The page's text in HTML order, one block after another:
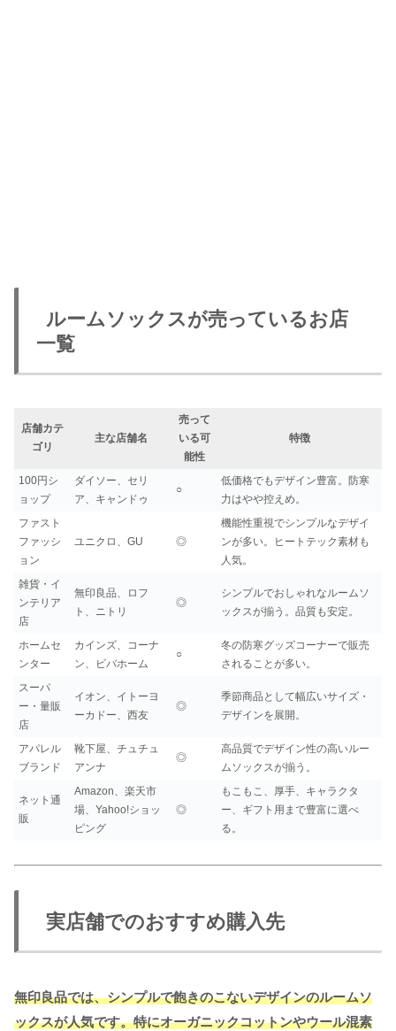
ルームソックスが売っているお店
一覧
店舗カテ
ゴリ
主な店舗名
売って
いる可
能性
特徴
100円シ
ョップ
ダイソー、セリ
ア、キャンドゥ
○
低価格でもデザイン豊富。防寒
力はやや控えめ。
ファスト
ファッシ
ョン
ユニクロ、GU ◎
機能性重視でシンプルなデザイ
ンが多い。ヒートテック素材も
人気。
雑貨・イ
ンテリア
店
無印良品、ロフ
ト、ニトリ
◎
シンプルでおしゃれなルームソ
ックスが揃う。品質も安定。
ホームセ
ンター
カインズ、コーナ
ン、ビバホーム
○
冬の防寒グッズコーナーで販売
されることが多い。
スーパ
ー・量販
店
イオン、イトーヨ
ーカドー、西友
◎
季節商品として幅広いサイズ・
デザインを展開。
アパレル
ブランド
靴下屋、チュチュ
アンナ
◎
高品質でデザイン性の高いルー
ムソックスが揃う。
ネット通
販
Amazon、楽天市
場、Yahoo!ショッ
ピング
◎
もこもこ、厚手、キャラクタ
ー、ギフト用まで豊富に選べ
る。
実店舗でのおすすめ購入先
無印良品では、シンプルで飽きのこないデザインのルームソ
ックスが人気です。特にオーガニックコットンやウール混素